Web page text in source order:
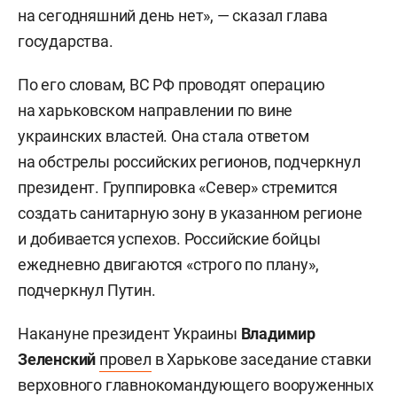
на сегодняшний день нет», — сказал глава
государства.
По его словам, ВС РФ проводят операцию
на харьковском направлении по вине
украинских властей. Она стала ответом
на обстрелы российских регионов, подчеркнул
президент. Группировка «Север» стремится
создать санитарную зону в указанном регионе
и добивается успехов. Российские бойцы
ежедневно двигаются «строго по плану»,
подчеркнул Путин.
Накануне президент Украины Владимир
Зеленский провел в Харькове заседание ставки
верховного главнокомандующего вооруженных